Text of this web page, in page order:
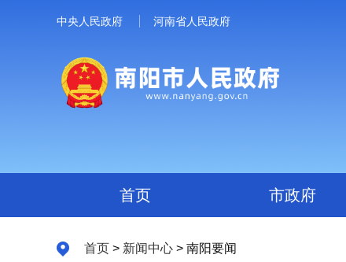
中央人民政府 河南省人民政府
首页 市政府
首页 > 新闻中心 > 南阳要闻